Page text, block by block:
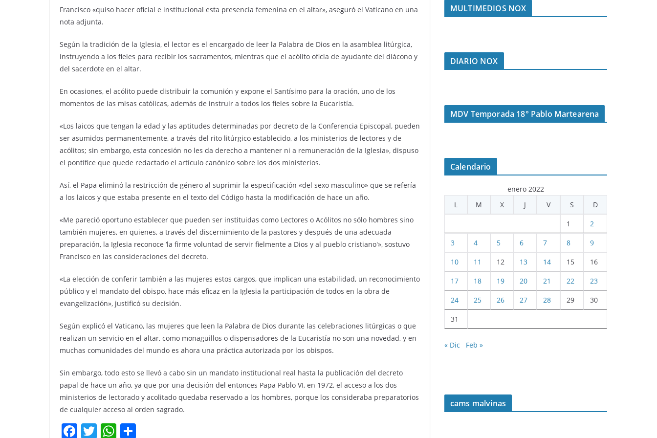
Francisco «quiso hacer oficial e institucional esta presencia femenina en el altar», aseguró el Vaticano en una
nota adjunta.
Según la tradición de la Iglesia, el lector es el encargado de leer la Palabra de Dios en la asamblea litúrgica,
instruyendo a los fieles para recibir los sacramentos, mientras que el acólito oficia de ayudante del diácono y
del sacerdote en el altar.
En ocasiones, el acólito puede distribuir la comunión y expone el Santísimo para la oración, uno de los
momentos de las misas católicas, además de instruir a todos los fieles sobre la Eucaristía.
«Los laicos que tengan la edad y las aptitudes determinadas por decreto de la Conferencia Episcopal, pueden
ser asumidos permanentemente, a través del rito litúrgico establecido, a los ministerios de lectores y de
acólitos; sin embargo, esta concesión no les da derecho a mantener ni a remuneración de la Iglesia», dispuso
el pontífice que quede redactado el artículo canónico sobre los dos ministerios.
Así, el Papa eliminó la restricción de género al suprimir la especificación «del sexo masculino» que se refería
a los laicos y que estaba presente en el texto del Código hasta la modificación de hace un año.
«Me pareció oportuno establecer que pueden ser instituidas como Lectores o Acólitos no sólo hombres sino
también mujeres, en quienes, a través del discernimiento de la pastores y después de una adecuada
preparación, la Iglesia reconoce ‘la firme voluntad de servir fielmente a Dios y al pueblo cristiano'», sostuvo
Francisco en las consideraciones del decreto.
«La elección de conferir también a las mujeres estos cargos, que implican una estabilidad, un reconocimiento
público y el mandato del obispo, hace más eficaz en la Iglesia la participación de todos en la obra de
evangelización», justificó su decisión.
Según explicó el Vaticano, las mujeres que leen la Palabra de Dios durante las celebraciones litúrgicas o que
realizan un servicio en el altar, como monaguillos o dispensadores de la Eucaristía no son una novedad, y en
muchas comunidades del mundo es ahora una práctica autorizada por los obispos.
Sin embargo, todo esto se llevó a cabo sin un mandato institucional real hasta la publicación del decreto
papal de hace un año, ya que por una decisión del entonces Papa Pablo VI, en 1972, el acceso a los dos
ministerios de lectorado y acolitado quedaba reservado a los hombres, porque los consideraba preparatorios
de cualquier acceso al orden sagrado.
F T W
MULTIMEDIOS NOX
DIARIO NOX
MDV Temporada 18° Pablo Martearena
Calendario
enero 2022
L
M X J V S D
1 2
3 4 5 6 7 8 9
10 11 12 13 14 15 16
17 18 19 20 21 22 23
24 25 26 27 28 29 30
31
« Dic Feb »
cams malvinas